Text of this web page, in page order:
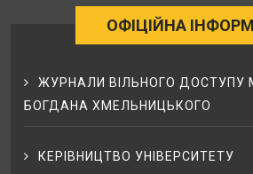
ОФІЦІЙНА
ЖУРНАЛИ ВІЛЬНОГО ДОСТУПУ
БОГДАНА ХМЕЛЬНИЦЬКОГО
КЕРІВНИЦТВО УНІВЕРСИТЕТУ